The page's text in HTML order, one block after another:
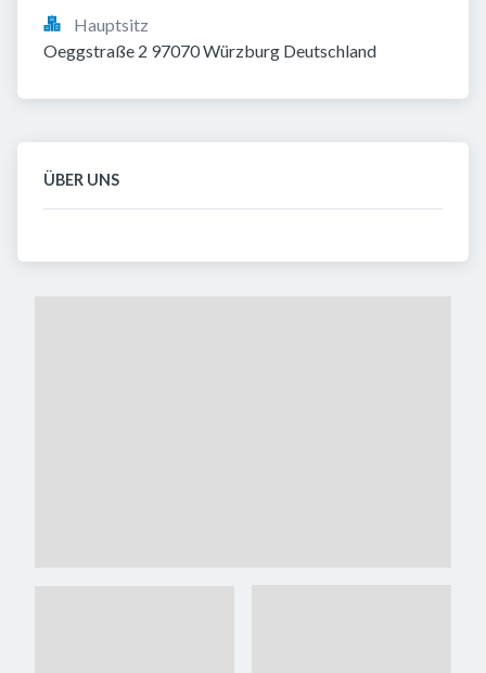
Hauptsitz
Oeggstraße 2 97070 Würzburg Deutschland
ÜBER UNS